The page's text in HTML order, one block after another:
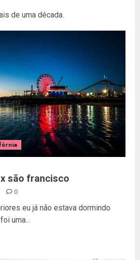
de uma década.
são francisco
0
eu já não estava dormindo
uma...